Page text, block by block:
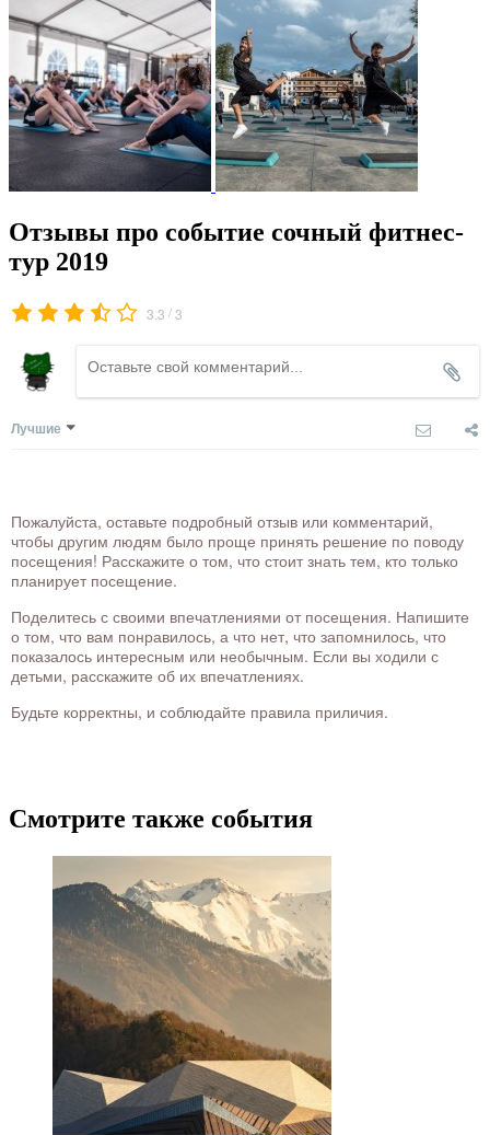
Отзывы про событие сочный фитнес-
тур 2019
3.3 /3
Лучшие
Пожалуйста, оставьте подробный отзыв или комментарий,
чтобы другим людям было проще принять решение по поводу
посещения! Расскажите о том, что стоит знать тем, кто только
планирует посещение.
Поделитесь с своими впечатлениями от посещения. Напишите
о том, что вам понравилось, а что нет, что запомнилось, что
показалось интересным или необычным. Если вы ходили с
детьми, расскажите об их впечатлениях.
Будьте корректны, и соблюдайте правила приличия.
Смотрите также события